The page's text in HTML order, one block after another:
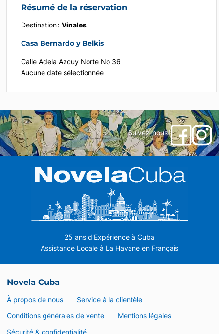
Résumé de la réservation
Destination : Vinales
Casa Bernardo y Belkis
Calle Adela Azcuy Norte No 36
Aucune date sélectionnée
Suivez-nous !
25 ans d'Expérience à Cuba
Assistance Locale à La Havane en Français
Novela Cuba
À propos de nous
Service à la clientèle
Conditions générales de vente
Mentions légales
Sécurité & confidentialité